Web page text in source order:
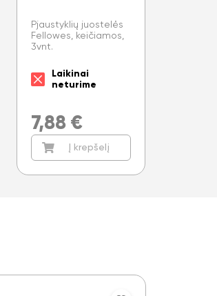
Pjaustyklių juostelės
Fellowes, keičiamos,
3vnt.
Laikinai
neturime
7,88 €
Į krepšelį